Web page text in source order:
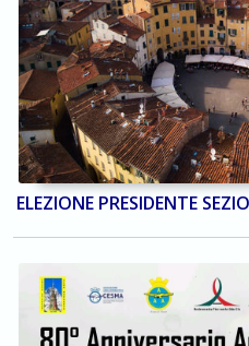
ELEZIONE PRESIDENTE